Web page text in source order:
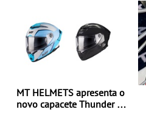
MT HELMETS apresenta o
novo capacete Thunder 4 R